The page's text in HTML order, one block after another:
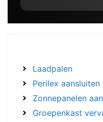
Laadpalen
Perilex aansluiten
Zonnepanelen
Groepenkast